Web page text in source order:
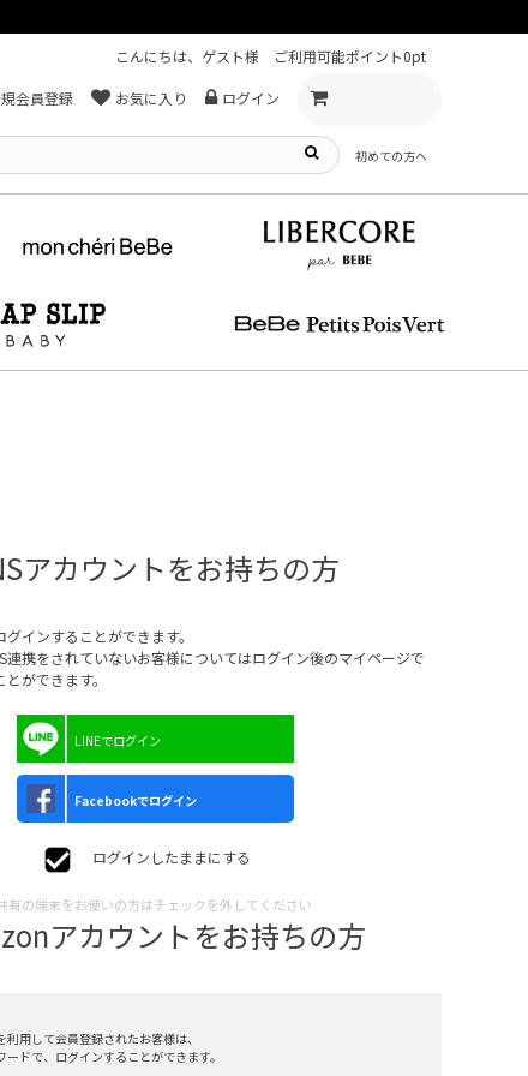
こんにちは、ゲスト様
ご利用可能ポイント0pt
会員登録 お気に入り ログイン
初めての方へ
アカウントをお持ちの方
インすることができます。
連携をされていないお客様についてはログイン後のマイページで
ができます。
LINEでログイン
Facebookでログイン
ログインしたままにする
有の端末をお使いの方はチェックを外してください
アカウントをお持ちの方
用して会員登録されたお客様は、
ドで、ログインすることができます。